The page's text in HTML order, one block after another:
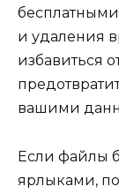
и удаления
избавиться
вашими
Если файлы
ярлыками,